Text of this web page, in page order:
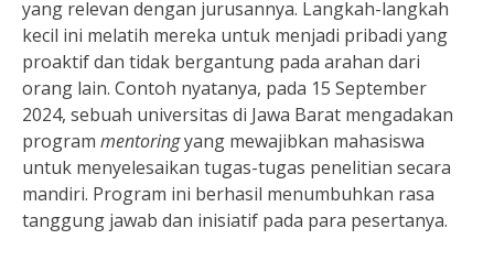
yang relevan dengan jurusannya. Langkah-langkah
kecil ini melatih mereka untuk menjadi pribadi yang
proaktif dan tidak bergantung pada arahan dari
orang lain. Contoh nyatanya, pada 15 September
2024, sebuah universitas di Jawa Barat mengadakan
program mentoringyang mewajibkan mahasiswa
untuk menyelesaikan tugas-tugas penelitian secara
mandiri. Program ini berhasil menumbuhkan rasa
tanggung jawab dan inisiatif pada para pesertanya.